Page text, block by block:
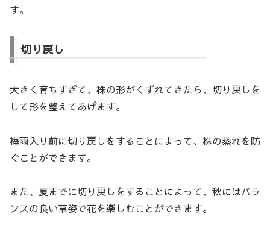
す。
切り戻し
大きく育ちすぎて、株の形がくずれてきたら、切り戻しを
して形を整えてあげます。
梅雨入り前に切り戻しをすることによって、株の蒸れを防
ぐことができます。
また、夏までに切り戻しをすることによって、秋にはバラ
ンスの良い草姿で花を楽しむことができます。